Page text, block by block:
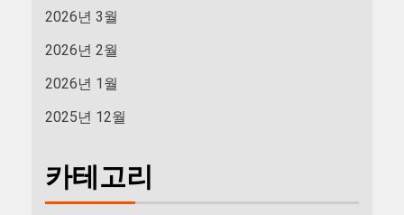
2026년 3월
2026년 2월
2026년 1월
2025년 12월
카테고리